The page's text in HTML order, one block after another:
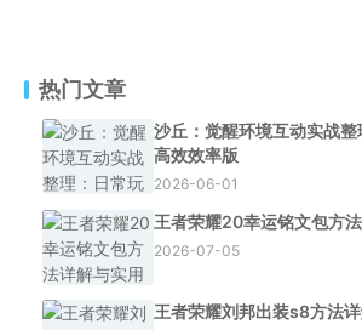
热门文章
沙丘：觉醒环境互动实战
高效效率版
2026-06-01
王者荣耀20幸运铭文包方
2026-07-05
王者荣耀刘邦出装s8方法